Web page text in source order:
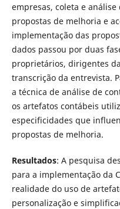
empresas, coleta e
propostas de melhoria e
implementação das
dados passou por duas
proprietários, dirigentes
transcrição da entrevista.
a técnica de análise de
os artefatos contábeis
especificidades que
propostas de melhoria.
Resultados: A pesquisa
para a implementação da
realidade do uso de
personalização e